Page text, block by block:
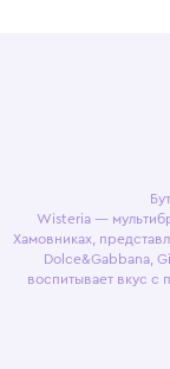
Wisteria —
Хамовниках,
Dolce&Gabbana,
воспитывает вкус с